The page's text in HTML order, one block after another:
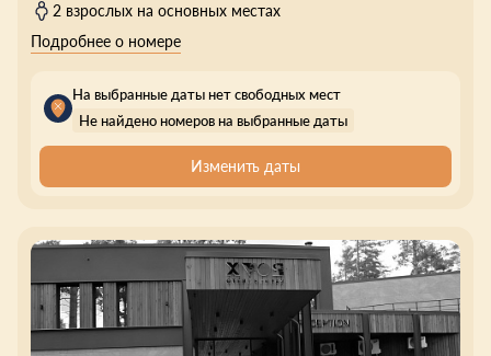
2 взрослых на основных местах
Подробнее о номере
На выбранные даты нет свободных мест
Не найдено номеров на выбранные даты
Изменить даты